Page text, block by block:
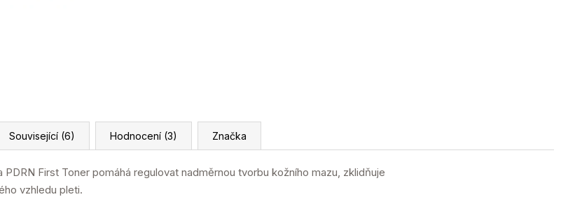
Související (6) Hodnocení (3) Značka
PDRN First Toner pomáhá regulovat nadměrnou tvorbu kožního mazu, zklidňuje
vzhledu pleti.